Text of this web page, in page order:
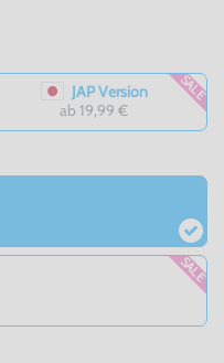
JAP Version
ab 19,99 €
SALE
SALE